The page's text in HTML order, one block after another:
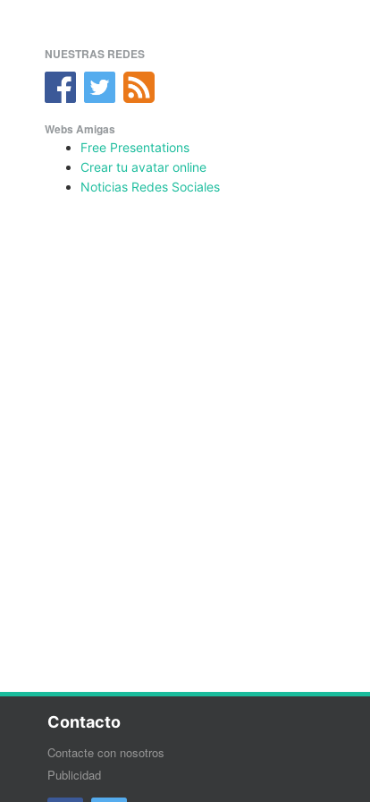
NUESTRAS REDES
Webs Amigas
Free Presentations
Crear tu avatar online
Noticias Redes Sociales
Contacto
Contacte con nosotros
Publicidad